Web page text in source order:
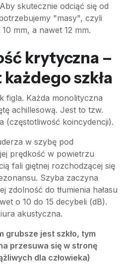
skutecznie odciąć się od
"masy", czyli
mm, a nawet 12 mm.
krytyczna –
szkła
figla. Każda monolityczna
achillesową. Jest to tzw.
(częstotliwość koincydencji).
w szybę pod
prędkość w powietrzu
fali giętnej rozchodzącej się
Szyba zaczyna
zdolność do tłumienia hałasu
o 10 do 15 decybeli (dB).
akustyczna.
grubsze jest szkło, tym
przesuwa się w stronę
dla człowieka)